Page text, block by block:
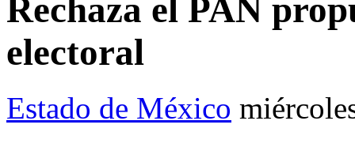
Rechaza el PAN
electoral
Estado de México